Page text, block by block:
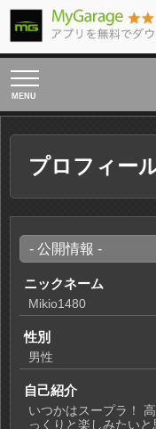
toggle
navigation
プロフィー
- 公開情報 -
ニックネーム
Mikio1480
性別
男性
自己紹介
いつかはスープラ！
っくりと楽しみたいと